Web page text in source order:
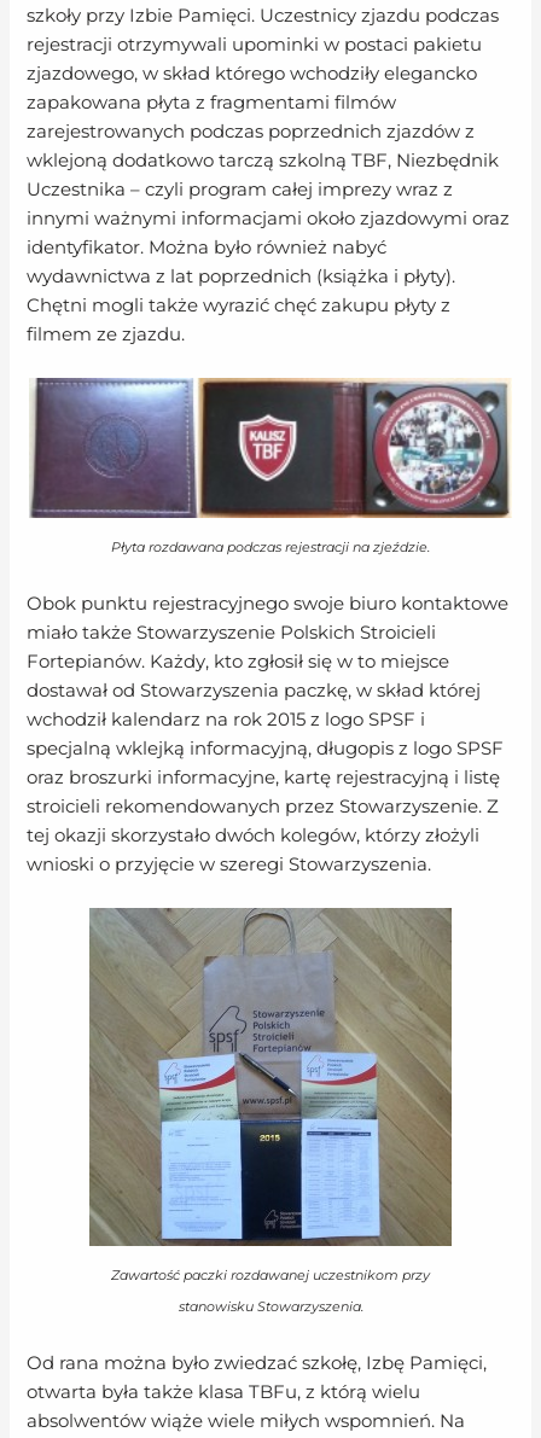
szkoły przy Izbie Pamięci. Uczestnicy zjazdu podczas
rejestracji otrzymywali upominki w postaci pakietu
zjazdowego, w skład którego wchodziły elegancko
zapakowana płyta z fragmentami filmów
zarejestrowanych podczas poprzednich zjazdów z
wklejoną dodatkowo tarczą szkolną TBF, Niezbędnik
Uczestnika – czyli program całej imprezy wraz z
innymi ważnymi informacjami około zjazdowymi oraz
identyfikator. Można było również nabyć
wydawnictwa z lat poprzednich (książka i płyty).
Chętni mogli także wyrazić chęć zakupu płyty z
filmem ze zjazdu.
Płyta rozdawana podczas rejestracji na zjeździe.
Obok punktu rejestracyjnego swoje biuro kontaktowe
miało także Stowarzyszenie Polskich Stroicieli
Fortepianów. Każdy, kto zgłosił się w to miejsce
dostawał od Stowarzyszenia paczkę, w skład której
wchodził kalendarz na rok 2015 z logo SPSF i
specjalną wklejką informacyjną, długopis z logo SPSF
oraz broszurki informacyjne, kartę rejestracyjną i listę
stroicieli rekomendowanych przez Stowarzyszenie. Z
tej okazji skorzystało dwóch kolegów, którzy złożyli
wnioski o przyjęcie w szeregi Stowarzyszenia.
Zawartość paczki rozdawanej uczestnikom przy
stanowisku Stowarzyszenia.
Od rana można było zwiedzać szkołę, Izbę Pamięci,
otwarta była także klasa TBFu, z którą wielu
absolwentów wiąże wiele miłych wspomnień. Na